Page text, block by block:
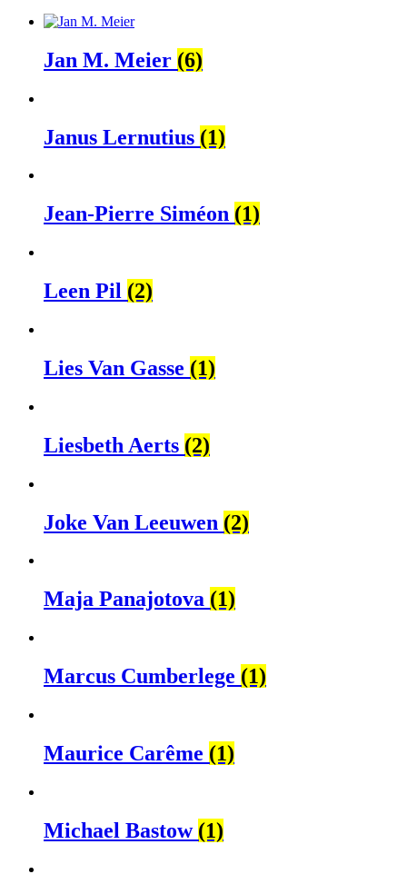
Jan M. Meier (6)
Janus Lernutius (1)
Jean-Pierre Siméon (1)
Leen Pil (2)
Lies Van Gasse (1)
Liesbeth Aerts (2)
Joke Van Leeuwen (2)
Maja Panajotova (1)
Marcus Cumberlege (1)
Maurice Carême (1)
Michael Bastow (1)